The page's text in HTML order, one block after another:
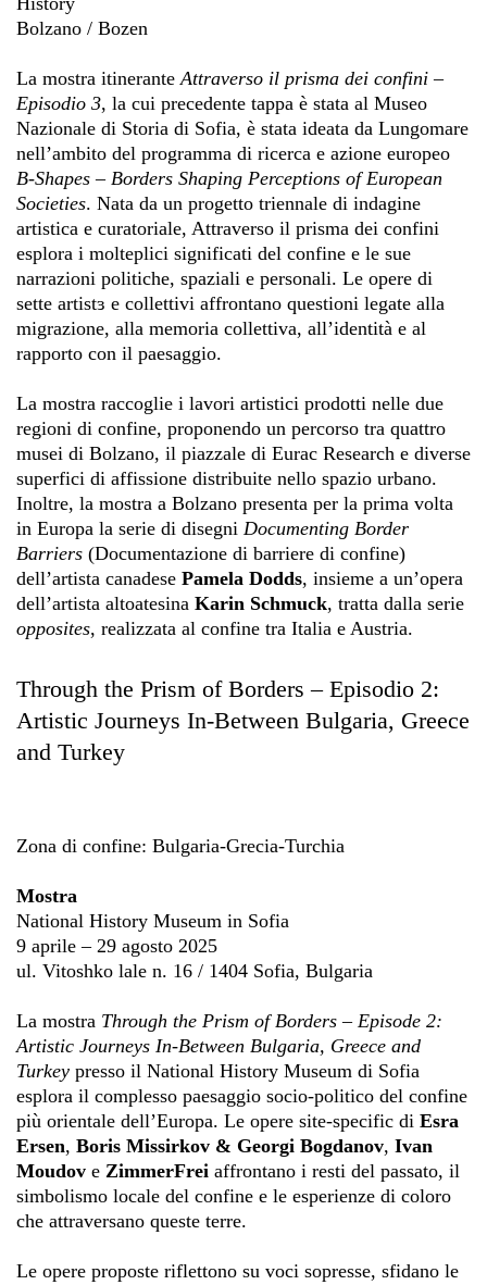
Bolzano / Bozen
La mostra itineranteAttraverso il prisma dei confini –
Episodio 3, la cui precedente tappa è stata al Museo
Nazionale di Storia di Sofia, è stata ideata da Lungomare
nell’ambito del programma di ricerca e azione europeo
B-Shapes – Borders Shaping Perceptions of European
Societies. Nata da un progetto triennale di indagine
artistica e curatoriale, Attraverso il prisma dei confini
esplora i molteplici significati del confine e le sue
narrazioni politiche, spaziali e personali. Le opere di
sette artistɜ e collettivi affrontano questioni legate alla
migrazione, alla memoria collettiva, all’identità e al
rapporto con il paesaggio.
La mostra raccoglie i lavori artistici prodotti nelle due
regioni di confine, proponendo un percorso tra quattro
musei di Bolzano, il piazzale di Eurac Research e diverse
superfici di affissione distribuite nello spazio urbano.
Inoltre, la mostra a Bolzano presenta per la prima volta
in Europa la serie di disegni Documenting Border
Barriers (Documentazione di barriere di confine)
dell’artista canadese Pamela Dodds, insieme a un’opera
dell’artista altoatesina Karin Schmuck, tratta dalla serie
opposites, realizzata al confine tra Italia e Austria.
Through the Prism of Borders – Episodio 2:
Artistic Journeys In-Between Bulgaria, Greece
and Turkey
Zona di confine: Bulgaria-Grecia-Turchia
Mostra
National History Museum in Sofia
9 aprile – 29 agosto 2025
ul. Vitoshko lale n. 16 / 1404 Sofia, Bulgaria
La mostra Through the Prism of Borders – Episode 2:
Artistic Journeys In-Between Bulgaria, Greece and
Turkey presso il National History Museum di Sofia
esplora il complesso paesaggio socio-politico del confine
più orientale dell’Europa. Le opere site-specific di Esra
Ersen, Boris Missirkov & Georgi Bogdanov, Ivan
Moudov e ZimmerFrei affrontano i resti del passato, il
simbolismo locale del confine e le esperienze di coloro
che attraversano queste terre.
Le opere proposte riflettono su voci sopresse, sfidano le